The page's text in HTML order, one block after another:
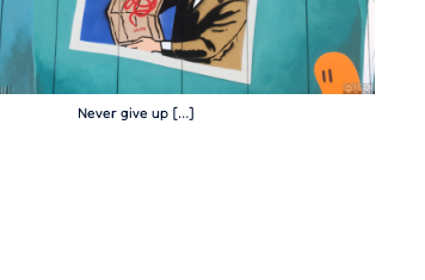
Never give up […]